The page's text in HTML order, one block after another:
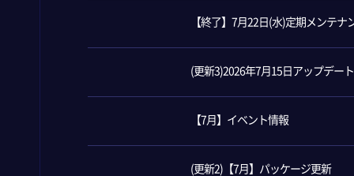
【終了】7月22日(水)定期メンテナ
(更新3)2026年7月15日アップデー
【7月】イベント情報
(更新2)【7月】パッケージ更新